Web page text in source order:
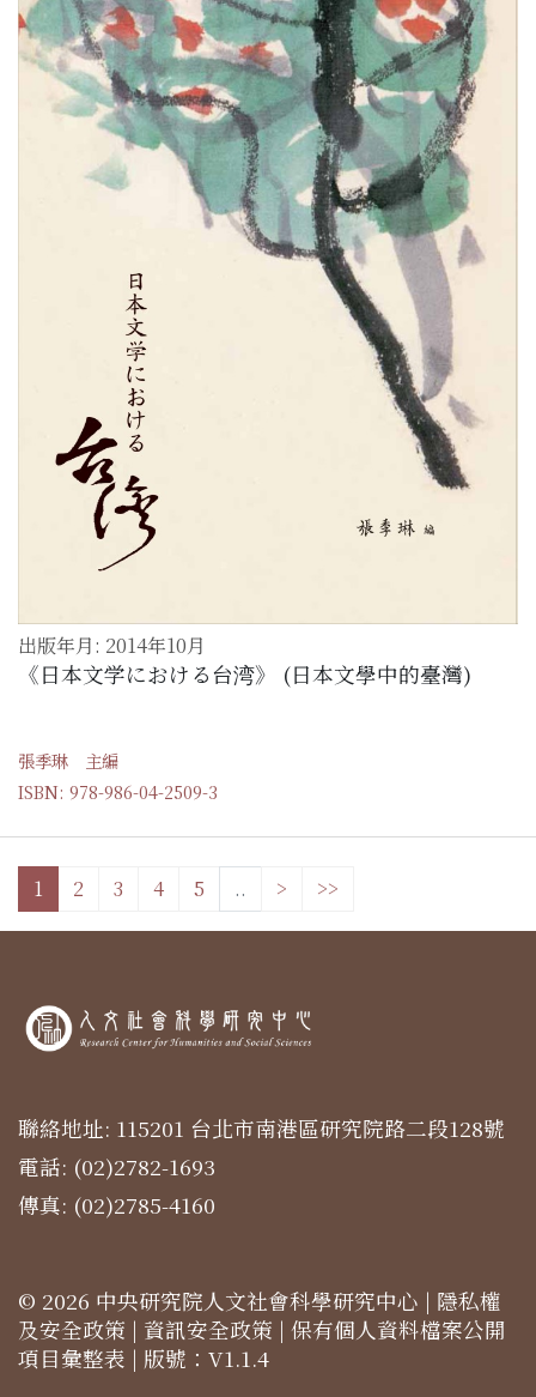
出版年月: 2014年10月
《日本文学における台湾》 (日本文學中的臺灣)
張季琳 主編
ISBN: 978-986-04-2509-3
1 2 3 4 5 .. > >>
聯絡地址: 115201 台北市南港區研究院路二段128號
電話: (02)2782-1693
傳真: (02)2785-4160
© 2026 中央研究院人文社會科學研究中心 | 隱私權
及安全政策 | 資訊安全政策 | 保有個人資料檔案公開
項目彙整表 | 版號：V1.1.4